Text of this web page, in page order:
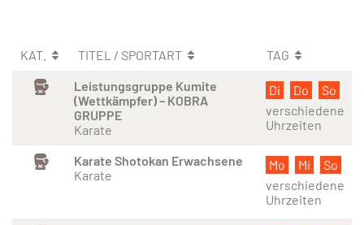
KAT. TITEL / SPORTART
TAG
Leistungsgruppe Kumite
(Wettkämpfer) – KOBRA
GRUPPE
Karate
Di Do
So
verschiedene
Uhrzeiten
Karate Shotokan Erwachsene
Karate
Mo Mi
So
verschiedene
Uhrzeiten